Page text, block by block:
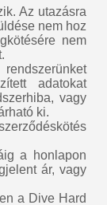
Az utazásra
nem hoz
nem
adatokat
vagy
ki.
a honlapon
ár, vagy
a Dive Hard